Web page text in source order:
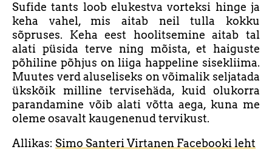
Sufide tants loob elukestva vorteksi hinge ja
keha vahel, mis aitab neil tulla kokku
sõpruses. Keha eest hoolitsemine aitab tal
alati püsida terve ning mõista, et haiguste
põhiline põhjus on liiga happeline sisekliima.
Muutes verd aluseliseks on võimalik seljatada
ükskõik milline tervisehäda, kuid olukorra
parandamine võib alati võtta aega, kuna me
oleme osavalt kaugenenud tervikust.
Allikas: Simo Santeri Virtanen Facebooki leht